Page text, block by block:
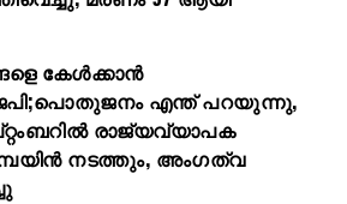
കേൾക്കാൻ
എന്ത് പറയുന്നു,
രാജ്യവ്യാപക
നടത്തും, അംഗത്വ